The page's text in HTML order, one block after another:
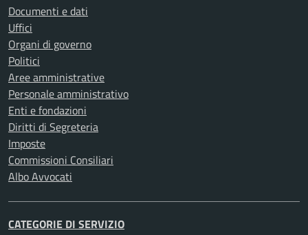
Documenti e dati
Uffici
Organi di governo
Politici
Aree amministrative
Personale amministrativo
Enti e fondazioni
Diritti di Segreteria
Imposte
Commissioni Consiliari
Albo Avvocati
CATEGORIE DI SERVIZIO